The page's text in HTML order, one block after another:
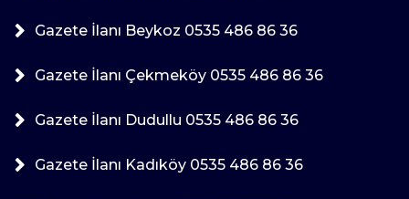
Gazete İlanı Beykoz 0535 486 86 36
Gazete İlanı Çekmeköy 0535 486 86 36
Gazete İlanı Dudullu 0535 486 86 36
Gazete İlanı Kadıköy 0535 486 86 36